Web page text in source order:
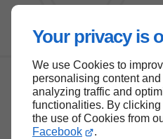
Your privacy is
We use Cookies to
personalising content
analyzing traffic and
functionalities. By
the use of Cookies from
Facebook
.
Mentions légales
Plan du site
Haut